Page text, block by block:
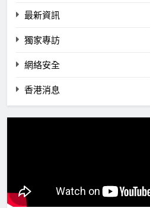
最新資訊
獨家專訪
網絡安全
香港消息